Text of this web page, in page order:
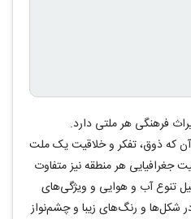
فرهنگی هر ملتی دارد.
آن که ذوق، تفکر و خلاقيت يک ملت
جغرافيايی هر منطقه نيزمتفاوت
تنوع آب و هوايی و ویژگی‌های
شکل‌ها و رنگ‌های زيبا و چشم‌نواز